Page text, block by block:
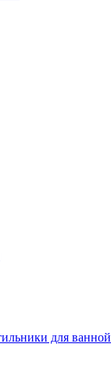
для ванной